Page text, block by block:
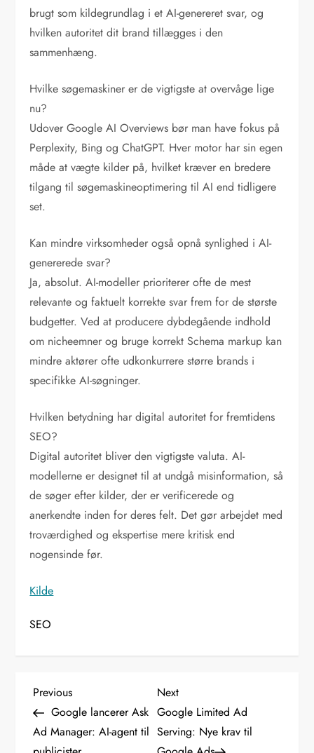
brugt som kildegrundlag i et AI-genereret svar, og
hvilken autoritet dit brand tillægges i den
sammenhæng.
Hvilke søgemaskiner er de vigtigste at overvåge lige
nu?
Udover Google AI Overviews bør man have fokus på
Perplexity, Bing og ChatGPT. Hver motor har sin egen
måde at vægte kilder på, hvilket kræver en bredere
tilgang til søgemaskineoptimering til AI end tidligere
set.
Kan mindre virksomheder også opnå synlighed i AI-
genererede svar?
Ja, absolut. AI-modeller prioriterer ofte de mest
relevante og faktuelt korrekte svar frem for de største
budgetter. Ved at producere dybdegående indhold
om nicheemner og bruge korrekt Schema markup kan
mindre aktører ofte udkonkurrere større brands i
specifikke AI-søgninger.
Hvilken betydning har digital autoritet for fremtidens
SEO?
Digital autoritet bliver den vigtigste valuta. AI-
modellerne er designet til at undgå misinformation, så
de søger efter kilder, der er verificerede og
anerkendte inden for deres felt. Det gør arbejdet med
troværdighed og ekspertise mere kritisk end
nogensinde før.
Kilde
SEO
I
n
Previous
Post
Previous
Google lancerer Ask
Ad Manager: AI-agent til
Next
Post
Next
Google Limited Ad
Serving: Nye krav til